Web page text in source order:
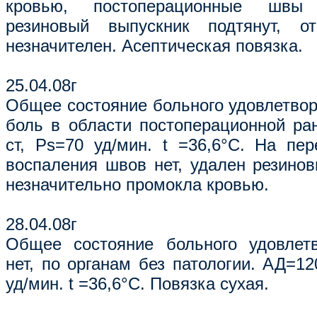
кровью, постоперационные
резиновый выпускник подтянут,
незначителен. Асептическая повязка.
25.04.08г
Общее состояние больного
боль в области постоперационной
ст, Ps=70 уд/мин. t =36,6°С. На
воспаления швов нет, удален
незначительно промокла кровью.
28.04.08г
Общее состояние больного
нет, по органам без патологии.
уд/мин. t =36,6°С. Повязка сухая.